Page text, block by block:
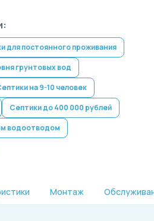
для постоянного проживания
грунтовых вод
на 9-10 человек
Септики до 400 000 рублей
водоотводом
Монтаж